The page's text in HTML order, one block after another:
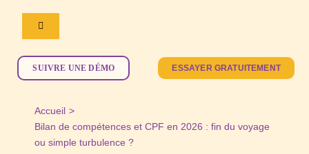
contenu
Navigation
à
Notre logiciel
Ressources
La newsletter
SUIVRE UNE DÉMO ESSAYER GRATUITEMENT
Accueil
Bilan de compétences et CPF en 2026 : fin du voyage
ou simple turbulence ?